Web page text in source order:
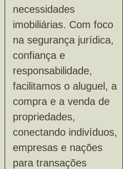
necessidades
imobiliárias. Com foco
na segurança jurídica,
confiança e
responsabilidade,
facilitamos o aluguel, a
compra e a venda de
propriedades,
conectando indivíduos,
empresas e nações
para transações